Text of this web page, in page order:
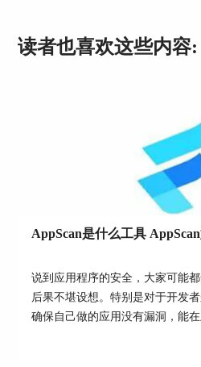
能玩后端的接口安全测。懂
为了挡住那些坏家伙对API
API方面的漏洞，比如认证
问控制方面的问题。
超自订：AppScan可随你心
定测试参数，搞请求头、请
攻击。保证对API全方位测
来。
读者也喜欢这些内容:
AppScan是什么工具
说到应用程序的安全，大家可能
后果不堪设想。特别是对于开发
确保自己做的应用没有漏洞，能
是就有了各种安全扫描工具，